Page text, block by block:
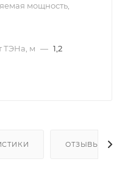
мощность,
ТЭНа, м — 1,2
ОТЗЫВЫ